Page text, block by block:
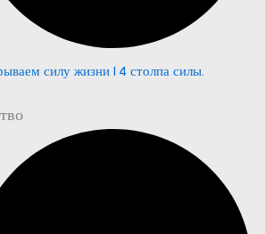
силу жизни | 4 столпа силы.